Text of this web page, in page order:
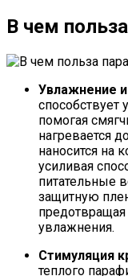
В чем
Увлажнение и
помогая
нагревается
наносится на
усиливая
питательные
защитную
увлажнения.
Стимуляция
теплого